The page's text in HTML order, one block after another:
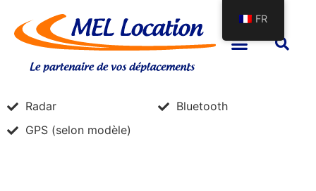
Radar
Bluetooth
GPS (selon modèle)
FR